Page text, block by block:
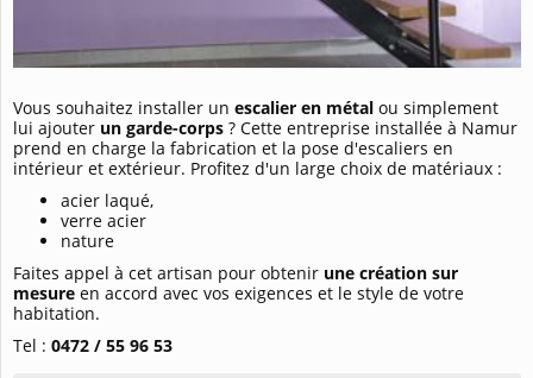
Vous souhaitez installer un escalier en métal ou simplement
lui ajouter un garde-corps ? Cette entreprise installée à Namur
prend en charge la fabrication et la pose d'escaliers en
intérieur et extérieur. Profitez d'un large choix de matériaux :
acier laqué,
verre acier
nature
Faites appel à cet artisan pour obtenir une création sur
mesure en accord avec vos exigences et le style de votre
habitation.
Tel : 0472 / 55 96 53